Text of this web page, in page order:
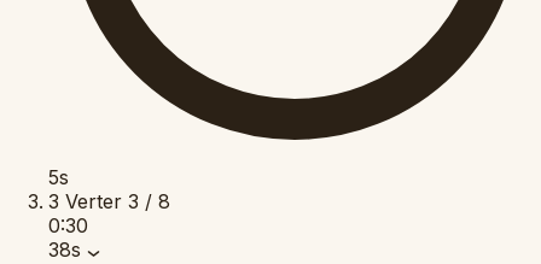
5s
3 Verter 3 / 8
0:30
38s